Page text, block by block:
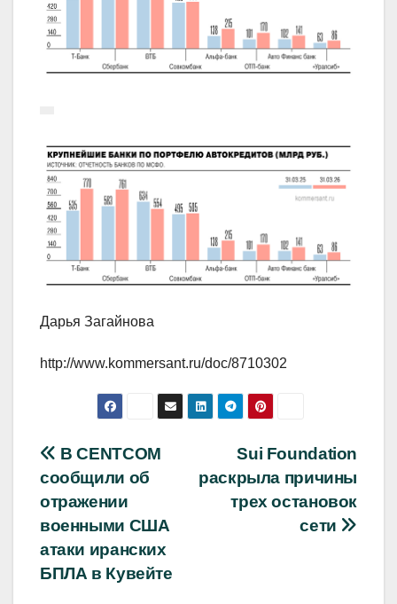
Дарья Загайнова
http://www.kommersant.ru/doc/8710302
Навигация
по
записям
Sui Foundation
раскрыла причины
трех остановок
сети
В CENTCOM
сообщили об
отражении
военными США
атаки иранских
БПЛА в Кувейте